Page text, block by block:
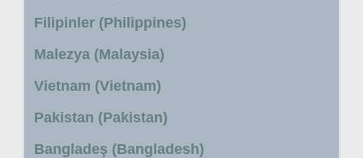
Filipinler (Philippines)
Malezya (Malaysia)
Vietnam (Vietnam)
Pakistan (Pakistan)
Bangladeş (Bangladesh)